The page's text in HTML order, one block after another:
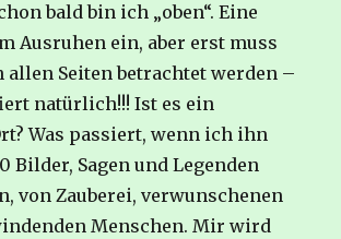
bald bin ich „oben“. Eine
Ausruhen ein, aber erst muss
allen Seiten betrachtet werden –
natürlich!!! Ist es ein
Was passiert, wenn ich ihn
Bilder, Sagen und Legenden
von Zauberei, verwunschenen
Menschen. Mir wird